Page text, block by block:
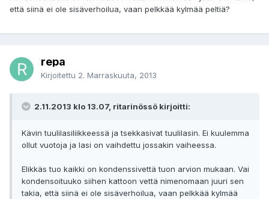
että siinä ei ole sisäverhoilua, vaan pelkkää kylmää peltiä?
repa
Kirjoitettu 2. Marraskuuta, 2013
2.11.2013 klo 13.07, ritarinössö kirjoitti:
Kävin tuulilasiliikkeessä ja tsekkasivat tuulilasin. Ei kuulemma
ollut vuotoja ja lasi on vaihdettu jossakin vaiheessa.
Elikkäs tuo kaikki on kondenssivettä tuon arvion mukaan. Vai
kondensoituuko siihen kattoon vettä nimenomaan juuri sen
takia, että siinä ei ole sisäverhoilua, vaan pelkkää kylmää